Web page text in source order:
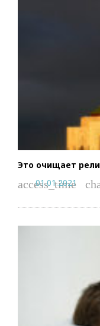
Это очищает
access_time
01.01.2021